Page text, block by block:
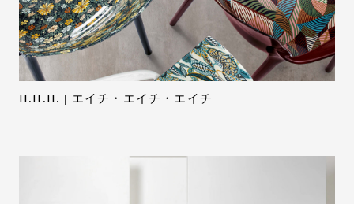
H.H.H. | エイチ・エイチ・エイチ